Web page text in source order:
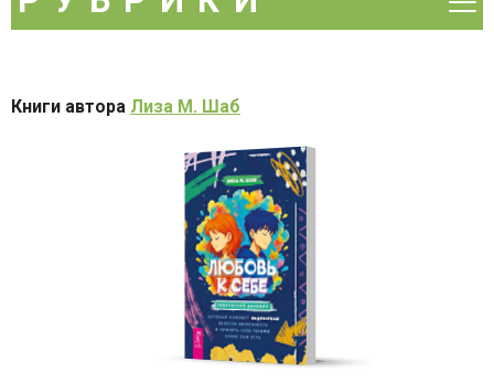
Книги автора Лиза М. Шаб
Рекомендуем
Акция
Аудиокниги
Детям и родителям
Духовные практики
Зарубежная литература